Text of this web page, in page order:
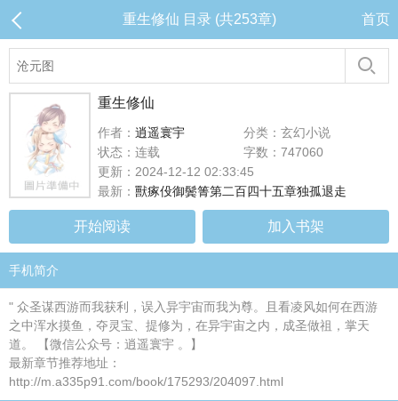
重生修仙 目录 (共253章) 首页
重生修仙
作者： 逍遥寰宇
分类：玄幻小说
状态：连载
字数：747060
更新：2024-12-12 02:33:45
最新： 獸瘃伇御鬓箐第二百四十五章独孤退走
开始阅读 加入书架
手机简介
" 众圣谋西游而我获利，误入异宇宙而我为尊。且看凌风如何在西游
之中浑水摸鱼，夺灵宝、提修为，在异宇宙之内，成圣做祖，掌天
道。 【微信公众号：逍遥寰宇 。】
最新章节推荐地址：
http://m.a335p91.com/book/175293/204097.html